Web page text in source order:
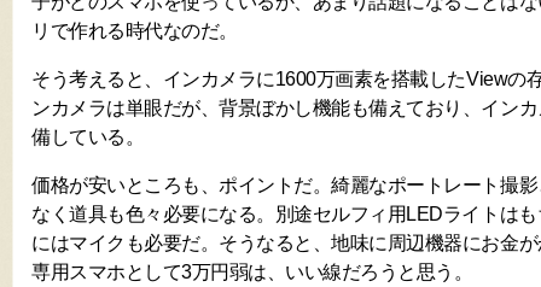
リで作れる時代なのだ。
そう考えると、インカメラに1600万画素を搭載したViewの
ンカメラは単眼だが、背景ぼかし機能も備えており、イン
備している。
価格が安いところも、ポイントだ。綺麗なポートレート撮
なく道具も色々必要になる。別途セルフィ用LEDライトは
にはマイクも必要だ。そうなると、地味に周辺機器にお金
専用スマホとして3万円弱は、いい線だろうと思う。